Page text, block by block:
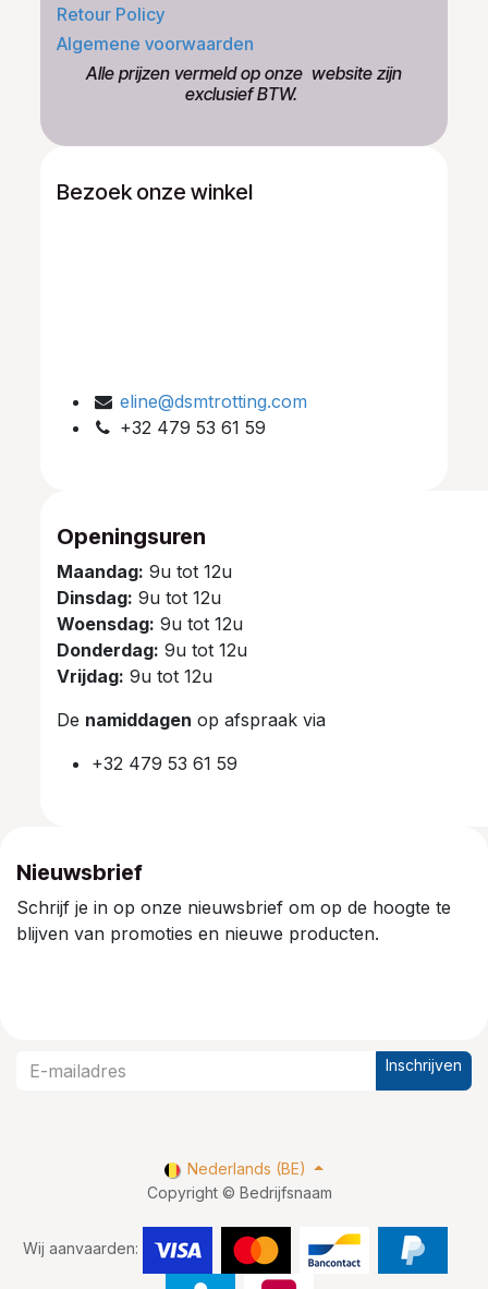
Retour Policy
Algemene voorwaarden
​Alle prijzen vermeld op onze ​website zijn
exclusief BTW.
Bezoek onze winkel
eline@dsmtrotting.com
+32 479 53 61 59
Openingsuren
Maandag: 9u tot 12u
Dinsdag: 9u tot 12u
Woensdag: 9u tot 12u
Donderdag: 9u tot 12u
Vrijdag: 9u tot 12u
De namiddagen op afspraak via
+32 479 53 61 59
Nieuwsbrief
Schrijf je in op onze nieuwsbrief om op de hoogte te
blijven van promoties en nieuwe producten.
Inschrijven
Copyright © Bedrijfsnaam
Wij aanvaarden:
Nederlands (BE)